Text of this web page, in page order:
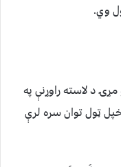
وي.
د لاسته راوړنې په
ټول توان سره لرې